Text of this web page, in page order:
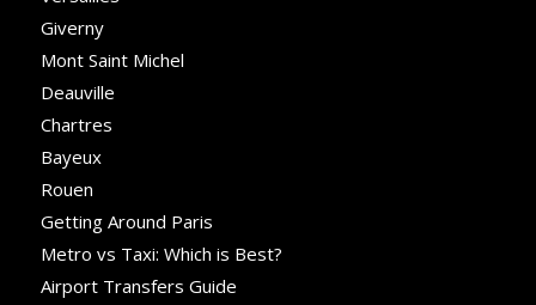
Giverny
Mont Saint Michel
Deauville
Chartres
Bayeux
Rouen
Getting Around Paris
Metro vs Taxi: Which is Best?
Airport Transfers Guide